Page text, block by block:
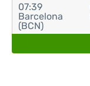
07:39
Barcelona
(BCN)